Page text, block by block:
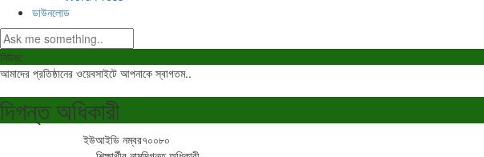
ডাউনলোড
নিউজ:
আমাদের প্রতিষ্ঠানের ওয়েবসাইটে আপনাকে স্বাগতম..
দিগন্ত অধিকারী
ইউআইডি নম্বর৭০০৮০